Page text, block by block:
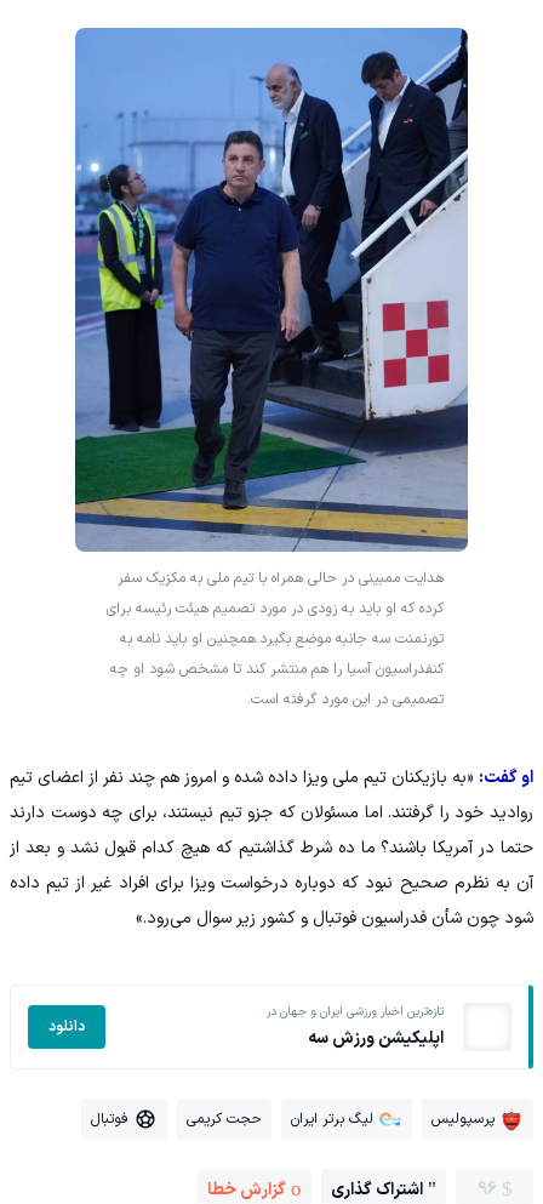
هدایت ممبینی در حالی همراه با تیم ملی به مکزیک سفر
کرده که او باید به زودی در مورد تصمیم هیئت رئیسه برای
تورنمنت سه جانبه موضع بگیرد.همچنین او باید نامه به
کنفدراسیون آسیا را هم منتشر کند تا مشخص شود او چه
تصمیمی در این مورد گرفته است.
او گفت: «به بازیکنان تیم ملی ویزا داده شده و امروز هم چند نفر از اعضای تیم
روادید خود را گرفتند. اما مسئولان که جزو تیم نیستند، برای چه دوست دارند
حتما در آمریکا باشند؟ ما ده شرط گذاشتیم که هیچ کدام قبول نشد و بعد از
آن به نظرم صحیح نبود که دوباره درخواست ویزا برای افراد غیر از تیم داده
شود چون شأن فدراسیون فوتبال و کشور زیر سوال می‌رود.»
تازه‌ترین اخبار ورزشی ایران و جهان در
اپلیکیشن ورزش سه دانلود
پرسپولیس لیگ برتر ایران حجت کریمی فوتبال
96 اشتراک گذاری گزارش خطا